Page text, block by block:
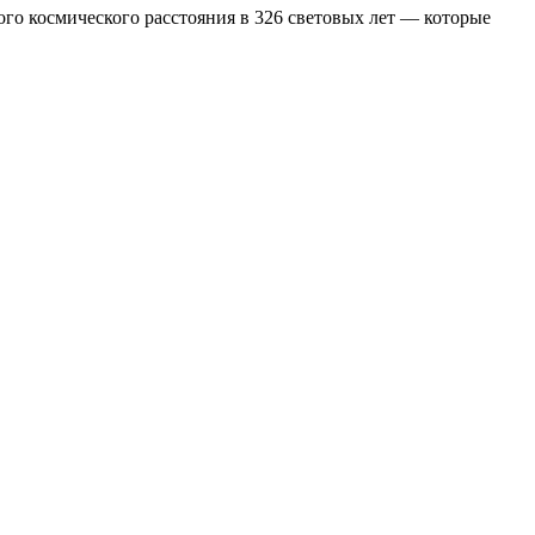
космического расстояния в 326 световых лет — которые